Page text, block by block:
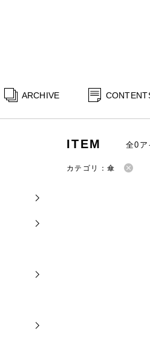
ARCHIVE
ITEM 全0ア
カテゴリ：傘